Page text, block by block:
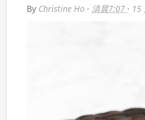
By Christine Ho · 清晨7:07 · 15